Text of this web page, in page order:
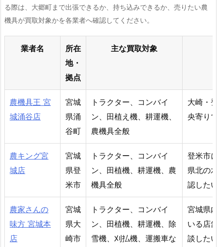
る際は、大郷町まで出張できるか、持ち込みできるか、売りたい農
機具が買取対象かを各業者へ確認してください。
業者名
所在
地・
拠点
主な買取対象
農機具王 宮
城涌谷店
宮城
県涌
谷町
トラクター、コンバイ
ン、田植え機、耕運機、
農機具全般
大崎・
央寄り
農キング宮
城店
宮城
県登
米市
トラクター、コンバイ
ン、田植機、耕運機、農
機具全般
登米市
県北の
認した
農家さんの
味方 宮城本
店
宮城
県大
崎市
トラクター、コンバイ
ン、田植機、耕運機、除
雪機、刈払機、運搬車な
宮城県
いる店
談した